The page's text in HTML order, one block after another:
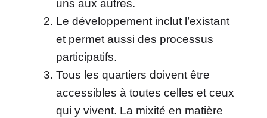
uns aux autres.
Le développement inclut l’existant
et permet aussi des processus
participatifs.
Tous les quartiers doivent être
accessibles à toutes celles et ceux
qui y vivent. La mixité en matière